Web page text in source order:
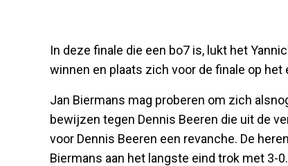
In deze finale die een bo7 is, lukt het
winnen en plaats zich voor de finale op het
Jan Biermans mag proberen om zich
bewijzen tegen Dennis Beeren die uit de
voor Dennis Beeren een revanche. De
Biermans aan het langste eind trok met 3-0.